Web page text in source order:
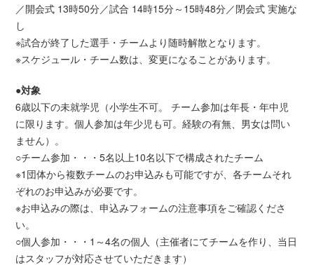
／開会式 13時50分／試合 14時15分～15時48分／閉会式 実施な
し
※試合が終了した選手・チームより随時解散となります。
※スケジュール・チーム数は、変更になることがあります。
●対象
6歳以下の未就学児（小学生不可。 チーム参加は年長・年中児
に限ります。個人参加は年少児も可。経験の有無、男女は問い
ません）。
○チーム参加・・・5名以上10名以下で構成されたチーム
※1団体から複数チームのお申込みも可能ですが、各チームそれ
ぞれのお申込みが必要です。
※お申込みの際は、申込みフォームの注意事項をご確認くださ
い。
○個人参加・・・1～4名の個人（主催者にてチームを作り、当日
はスタッフが対応させていただきます）